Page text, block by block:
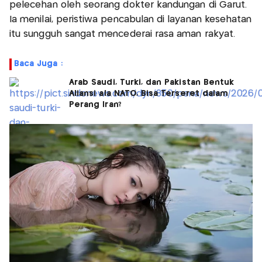
pelecehan oleh seorang dokter kandungan di Garut.
Ia menilai, peristiwa pencabulan di layanan kesehatan
itu sungguh sangat mencederai rasa aman rakyat.
Baca Juga :
Arab Saudi, Turki, dan Pakistan Bentuk
Aliansi ala NATO, Bisa Terseret dalam
Perang Iran?